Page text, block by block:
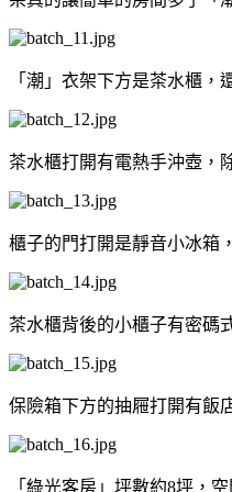
「潮」衣架下方是茶水櫃，
茶水櫃打開有電熱手沖壺，
櫃子的門打開是靜音小冰箱
茶水櫃背後的小櫃子有密碼
保險箱下方的抽屜打開有飯
「綠光客房」坪數約8坪，